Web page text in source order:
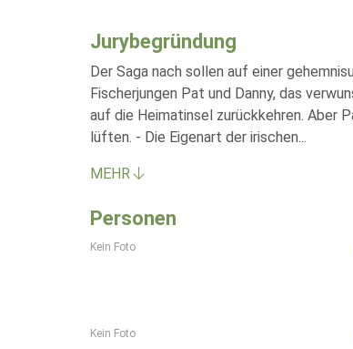
Jurybegründung
Der Saga nach sollen auf einer
Fischerjungen Pat und Danny, das
auf die Heimatinsel zurückkehren. Aber
lüften. - Die Eigenart der irischen...
MEHR
Personen
Kein Foto
Kein Foto